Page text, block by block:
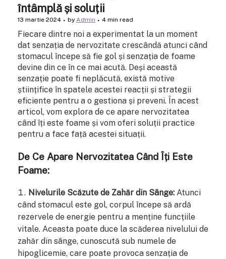
întâmplă și soluții
13 martie 2024 by Admin 4 min read
Fiecare dintre noi a experimentat la un moment
dat senzația de nervozitate crescândă atunci când
stomacul începe să fie gol și senzația de foame
devine din ce în ce mai acută. Deși această
senzație poate fi neplăcută, există motive
științifice în spatele acestei reacții și strategii
eficiente pentru a o gestiona și preveni. În acest
articol, vom explora de ce apare nervozitatea
când îți este foame și vom oferi soluții practice
pentru a face față acestei situații.
De Ce Apare Nervozitatea Când Îți Este
Foame:
Nivelurile Scăzute de Zahăr din Sânge: Atunci
când stomacul este gol, corpul începe să ardă
rezervele de energie pentru a menține funcțiile
vitale. Aceasta poate duce la scăderea nivelului de
zahăr din sânge, cunoscută sub numele de
hipoglicemie, care poate provoca senzația de